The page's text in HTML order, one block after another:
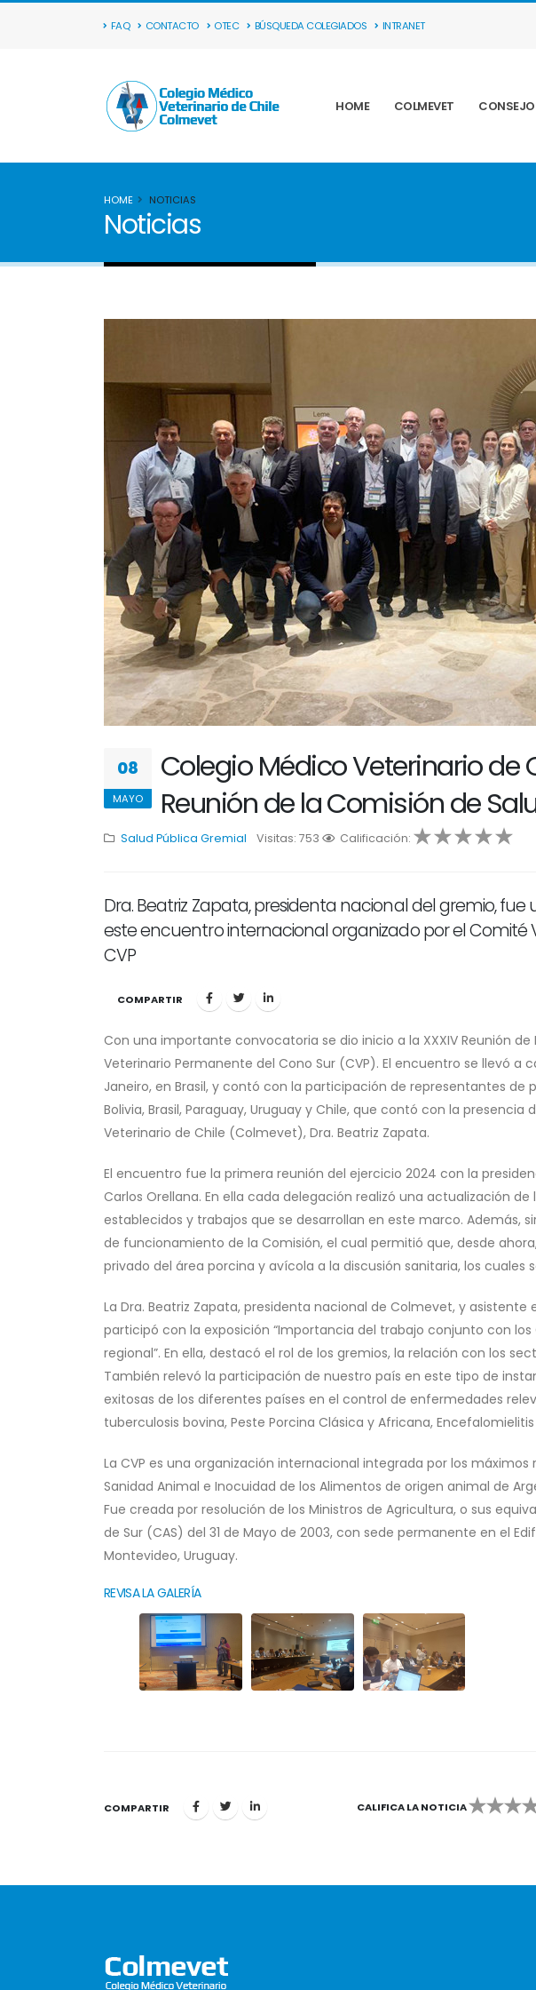
FAQ CONTACTO OTEC BÚSQUEDA COLEGIADOS INTRANET
HOME COLMEVET
HOME NOTICIAS
Noticias
08
MAYO
Colegio Médico Veterinario de
Reunión de la Comisión de
Salud Pública Gremial Visitas: 753 Calificación:
1 2 3 4 5
Dra. Beatriz Zapata, presidenta nacional del gremio,
este encuentro internacional organizado por el Comité
CVP
COMPARTIR
Con una importante convocatoria se dio inicio a la XXXIV Reunión
Veterinario Permanente del Cono Sur (CVP). El encuentro se llevó a
Janeiro, en Brasil, y contó con la participación de representantes
Bolivia, Brasil, Paraguay, Uruguay y Chile, que contó con la
Veterinario de Chile (Colmevet), Dra. Beatriz Zapata.
El encuentro fue la primera reunión del ejercicio 2024 con la
Carlos Orellana. En ella cada delegación realizó una actualización
establecidos y trabajos que se desarrollan en este marco. Además,
de funcionamiento de la Comisión, el cual permitió que, desde
privado del área porcina y avícola a la discusión sanitaria, los cuales
La Dra. Beatriz Zapata, presidenta nacional de Colmevet, y
participó con la exposición “Importancia del trabajo conjunto con
regional”. En ella, destacó el rol de los gremios, la relación con los
También relevó la participación de nuestro país en este tipo de
exitosas de los diferentes países en el control de enfermedades
tuberculosis bovina, Peste Porcina Clásica y Africana,
La CVP es una organización internacional integrada por los máximos
Sanidad Animal e Inocuidad de los Alimentos de origen animal de
Fue creada por resolución de los Ministros de Agricultura, o sus
de Sur (CAS) del 31 de Mayo de 2003, con sede permanente en el
Montevideo, Uruguay.
REVISA LA GALERÍA
COMPARTIR CALIFICA LA NOTICIA
1 2 3 4 5